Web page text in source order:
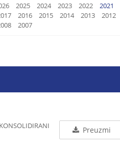
2025 2024 2023 2022 2021
2016 2015 2014 2013 2012
2007
Preuzmi